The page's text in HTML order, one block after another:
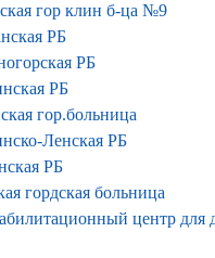
гор клин б-ца №9
РБ
РБ
РБ
гор.больница
Ленская РБ
РБ
гордская больница
центр для